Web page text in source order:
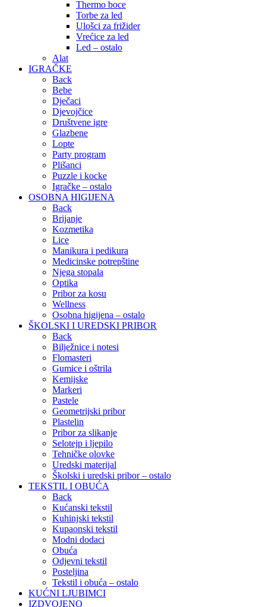
Thermo boce
Torbe za led
Ulošci za frižider
Vrećice za led
Led – ostalo
Alat
IGRAČKE
Back
Bebe
Dječaci
Djevojčice
Društvene igre
Glazbene
Lopte
Party program
Plišanci
Puzzle i kocke
Igračke – ostalo
OSOBNA HIGIJENA
Back
Brijanje
Kozmetika
Lice
Manikura i pedikura
Medicinske potrepštine
Njega stopala
Optika
Pribor za kosu
Wellness
Osobna higijena – ostalo
ŠKOLSKI I UREDSKI PRIBOR
Back
Bilježnice i notesi
Flomasteri
Gumice i oštrila
Kemijske
Markeri
Pastele
Geometrijski pribor
Plastelin
Pribor za slikanje
Selotejp i ljepilo
Tehničke olovke
Uredski materijal
Školski i uredski pribor – ostalo
TEKSTIL I OBUĆA
Back
Kućanski tekstil
Kuhinjski tekstil
Kupaonski tekstil
Modni dodaci
Obuća
Odjevni tekstil
Posteljina
Tekstil i obuća – ostalo
KUĆNI LJUBIMCI
IZDVOJENO